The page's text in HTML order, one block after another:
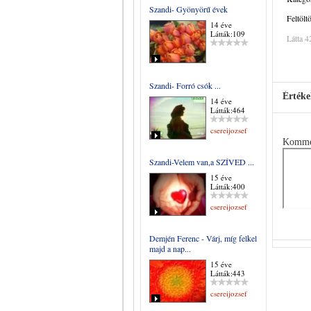
Szandi- Gyönyörű évek
14 éve
Látták:109
Szandi- Forró csók ...
14 éve
Látták:464
csereijozsef
Szandi-Velem van,a SZÍVED ...
15 éve
Látták:400
csereijozsef
Demjén Ferenc - Várj, míg felkel
majd a nap...
15 éve
Látták:443
csereijozsef
Látta